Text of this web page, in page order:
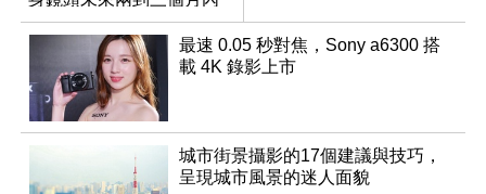
有望登場
最速 0.05 秒對焦，Sony a6300 搭
載 4K 錄影上市
城市街景攝影的17個建議與技巧，
呈現城市風景的迷人面貌